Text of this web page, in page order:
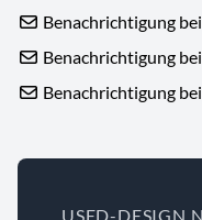
Benachrichtigung
Benachrichtigung
Benachrichtigung
USED-DESIGN